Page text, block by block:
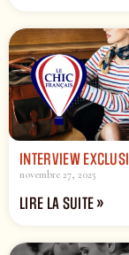
INTERVIEW
novembre 27, 2025
LIRE LA SUITE »